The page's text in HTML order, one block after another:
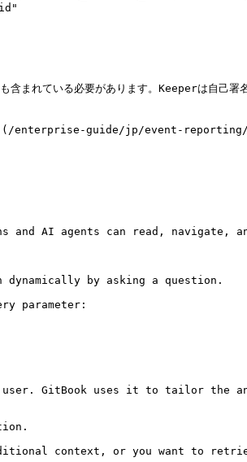
含まれている必要があります。Keeperは自己署
定ページ](/enterprise-guide/jp/event-
and AI agents can read, navigate,
by asking a question.
parameter:
GitBook uses it to tailor the
context, or you want to